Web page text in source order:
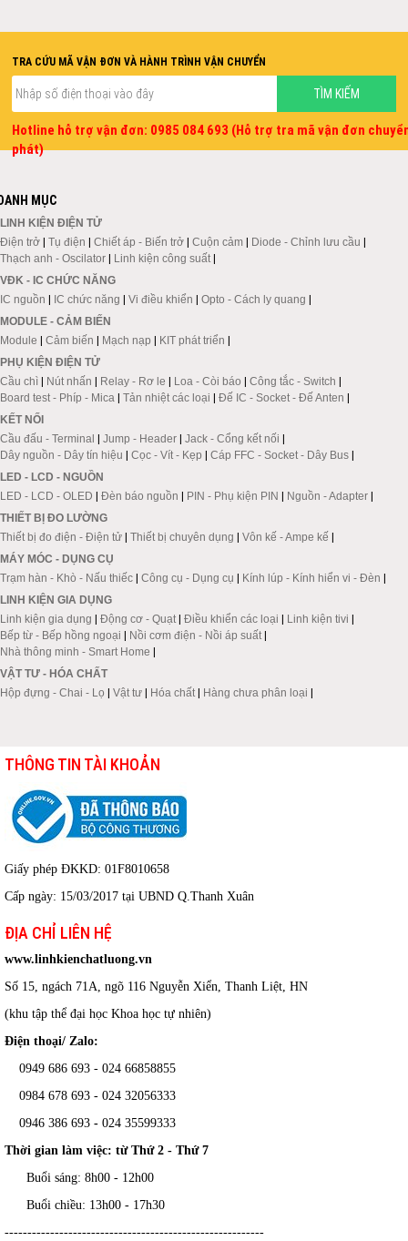
TRA CỨU MÃ VẬN ĐƠN VÀ HÀNH TRÌNH VẬN CHUYỂN
Hotline hỗ trợ vận đơn: 0985 084 693 (Hỗ trợ tra mã vận đơn
phát)
MỤC
LINH KIỆN ĐIỆN TỬ
Điện trở | Tụ điện | Chiết áp - Biến trở | Cuộn cảm | Diode - Chỉnh lưu cầu |
Thạch anh - Oscilator | Linh kiện công suất |
VĐK - IC CHỨC NĂNG
IC nguồn | IC chức năng | Vi điều khiển | Opto - Cách ly quang |
MODULE - CẢM BIẾN
Module | Cảm biến | Mạch nạp | KIT phát triển |
PHỤ KIỆN ĐIỆN TỬ
Cầu chì | Nút nhấn | Relay - Rơ le | Loa - Còi báo | Công tắc - Switch |
Board test - Phíp - Mica | Tản nhiệt các loại | Đế IC - Socket - Đế Anten |
KẾT NỐI
Cầu đấu - Terminal | Jump - Header | Jack - Cổng kết nối |
Dây nguồn - Dây tín hiệu | Cọc - Vít - Kẹp | Cáp FFC - Socket - Dây Bus |
LED - LCD - NGUỒN
LED - LCD - OLED | Đèn báo nguồn | PIN - Phụ kiện PIN | Nguồn - Adapter |
THIẾT BỊ ĐO LƯỜNG
Thiết bị đo điện - Điện tử | Thiết bị chuyên dụng | Vôn kế - Ampe kế |
MÁY MÓC - DỤNG CỤ
Trạm hàn - Khò - Nấu thiếc | Công cụ - Dụng cụ | Kính lúp - Kính hiển vi - Đèn |
LINH KIỆN GIA DỤNG
Linh kiện gia dụng | Động cơ - Quạt | Điều khiển các loại | Linh kiện tivi |
Bếp từ - Bếp hồng ngoại | Nồi cơm điện - Nồi áp suất |
Nhà thông minh - Smart Home |
VẬT TƯ - HÓA CHẤT
Hộp đựng - Chai - Lọ | Vật tư | Hóa chất | Hàng chưa phân loại |
THÔNG TIN TÀI KHOẢN
Giấy phép ĐKKD: 01F8010658
Cấp ngày: 15/03/2017 tại UBND Q.Thanh Xuân
ĐỊA CHỈ LIÊN HỆ
www.linhkienchatluong.vn
Số 15, ngách 71A, ngõ 116 Nguyễn Xiển, Thanh Liệt, HN
(khu tập thể đại học Khoa học tự nhiên)
Điện thoại/ Zalo:
0949 686 693 - 024 66858855
0984 678 693 - 024 32056333
0946 386 693 - 024 35599333
Thời gian làm việc: từ Thứ 2 - Thứ 7
Buổi sáng: 8h00 - 12h00
Buổi chiều: 13h00 - 17h30
---------------------------------------------------------